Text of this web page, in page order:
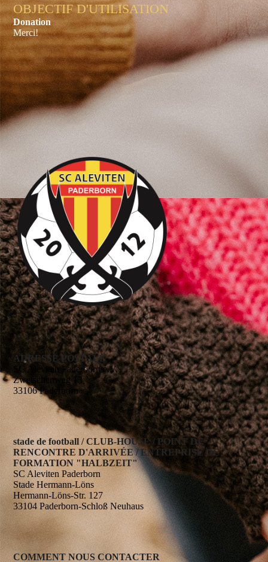
OBJECTIF D'UTILISATION
Donation
Merci!
ADRESSE POSTALE
SC Aleviten Paderborn e.V.
Zwetschenweg 13
33106 Paderborn
stade de football / CLUB-HOUSE / POINT DE
RENCONTRE D'ARRIVÉE / ENTREPRISE DE
FORMATION "HALBZEIT"
SC Aleviten Paderborn
Stade Hermann-Löns
Hermann-Löns-Str. 127
33104 Paderborn-Schloß Neuhaus
COMMENT NOUS CONTACTER